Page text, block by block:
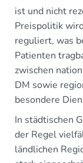
ist und nicht
Preispolitik
reguliert, was
Patienten
zwischen
DM sowie
besondere
In städtischen
der Regel
ländlichen